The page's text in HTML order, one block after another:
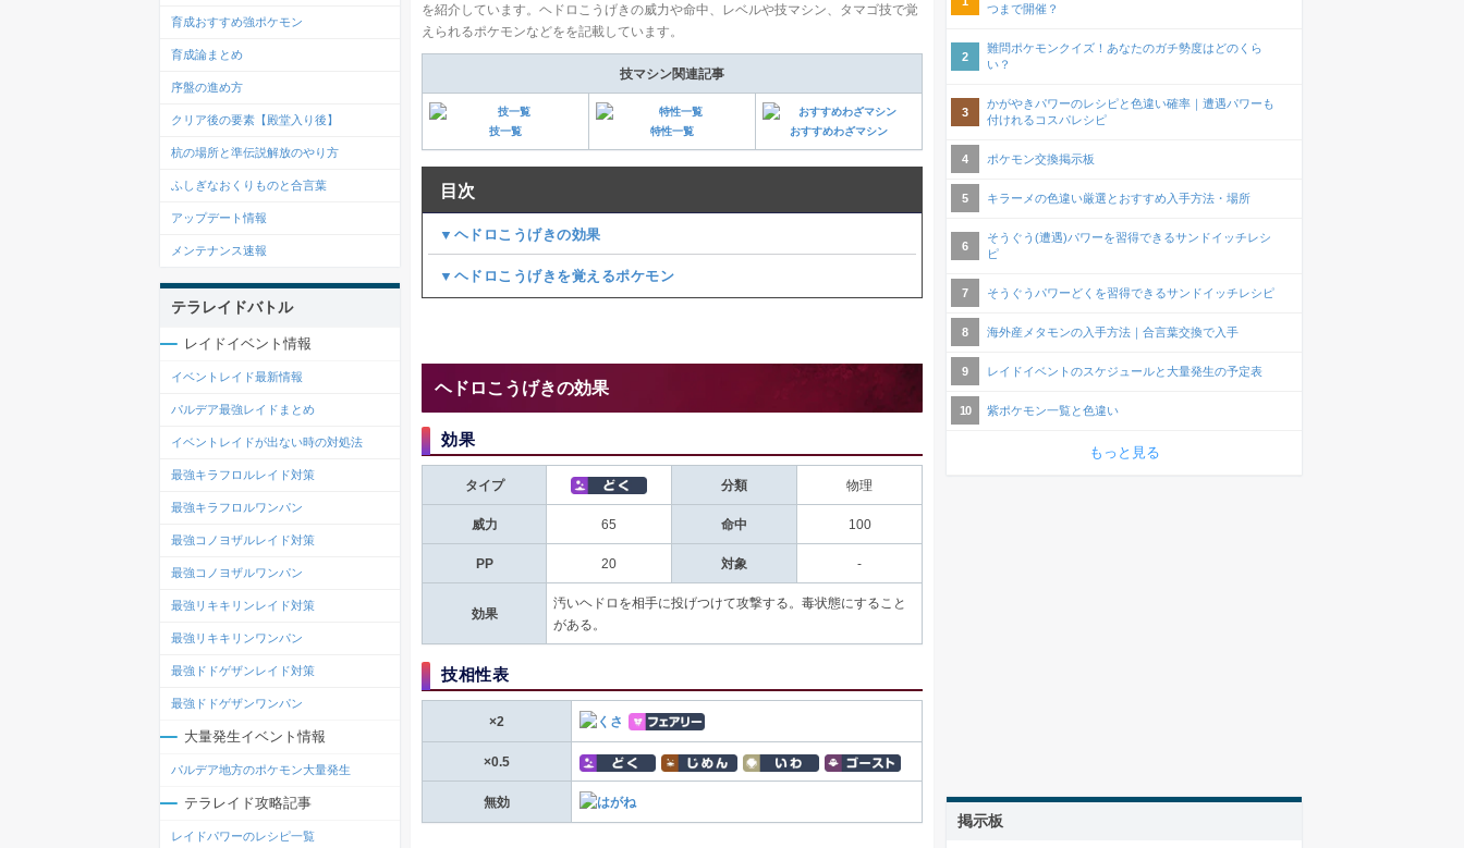
を紹介しています。ヘドロこうげきの威力や命中、レベルや技マシン、タマゴ技で覚
えられるポケモンなどをを記載しています。
技マシン関連記事
技一覧 特性一覧 おすすめわざマシン
目次
▼ヘドロこうげきの効果
▼ヘドロこうげきを覚えるポケモン
ヘドロこうげきの効果
効果
タイプ 分類 物理
威力 65 命中 100
PP 20 対象 -
効果
汚いヘドロを相手に投げつけて攻撃する。毒状態にすること
がある。
技相性表
×2
×0.5
無効
育成おすすめ強ポケモン
育成論まとめ
序盤の進め方
クリア後の要素【殿堂入り後】
杭の場所と準伝説解放のやり方
ふしぎなおくりものと合言葉
アップデート情報
メンテナンス速報
テラレイドバトル
レイドイベント情報
イベントレイド最新情報
パルデア最強レイドまとめ
イベントレイドが出ない時の対処法
最強キラフロルレイド対策
最強キラフロルワンパン
最強コノヨザルレイド対策
最強コノヨザルワンパン
最強リキキリンレイド対策
最強リキキリンワンパン
最強ドドゲザンレイド対策
最強ドドゲザンワンパン
大量発生イベント情報
パルデア地方のポケモン大量発生
テラレイド攻略記事
レイドパワーのレシピ一覧
つまで開催？
難問ポケモンクイズ！あなたのガチ勢度はどのくら
い？
かがやきパワーのレシピと色違い確率｜遭遇パワーも
付けれるコスパレシピ
ポケモン交換掲示板
キラーメの色違い厳選とおすすめ入手方法・場所
そうぐう(遭遇)パワーを習得できるサンドイッチレシ
ピ
そうぐうパワーどくを習得できるサンドイッチレシピ
海外産メタモンの入手方法｜合言葉交換で入手
レイドイベントのスケジュールと大量発生の予定表
紫ポケモン一覧と色違い
もっと見る
掲示板